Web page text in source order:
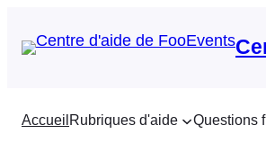
au
Accueil Rubriques d'aide Questions